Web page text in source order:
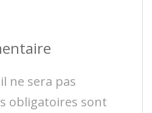
ne sera pas
obligatoires sont